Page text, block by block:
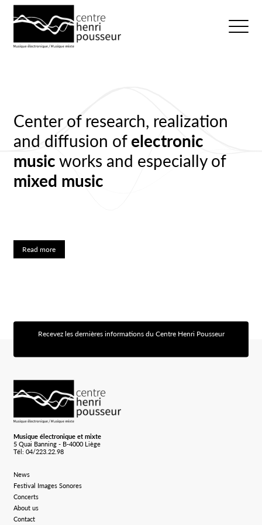
Ouvrir/
Center of research, realization
and diffusion of electronic
music works and especially of
mixed music
Read more
Recevez les dernières informations du Centre Henri Pousseur
Musique électronique et mixte
5 Quai Banning - B-4000 Liège
Tél: 04/223.22.98
News
Festival Images Sonores
Concerts
About us
Contact